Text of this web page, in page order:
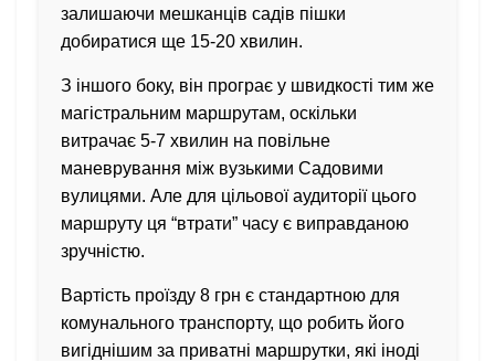
залишаючи мешканців садів пішки
добиратися ще 15-20 хвилин.
З іншого боку, він програє у швидкості тим же
магістральним маршрутам, оскільки
витрачає 5-7 хвилин на повільне
маневрування між вузькими Садовими
вулицями. Але для цільової аудиторії цього
маршруту ця “втрати” часу є виправданою
зручністю.
Вартість проїзду 8 грн є стандартною для
комунального транспорту, що робить його
вигіднішим за приватні маршрутки, які іноді